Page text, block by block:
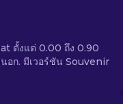
ตั้งแต่ 0.00 ถึง 0.90
อก. มีเวอร์ชัน Souvenir